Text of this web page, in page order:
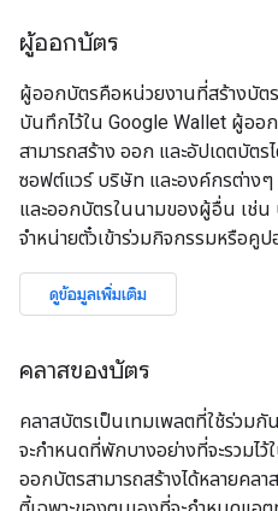
ผู้ออกบัตร
ผู้ออกบัตรคือหน่วยงานที่สร้างบัต
บันทึกไว้ใน Google Wallet ผู้ออ
สามารถสร้าง ออก และอัปเดตบั
ซอฟต์แวร์ บริษัท และองค์กรต่าง
และออกบัตรในนามของผู้อื่น เช่น
จำหน่ายตั๋วเข้าร่วมกิจกรรมหรือคู
ดูข้อมูลเพิ่มเติม
คลาสของบัตร
คลาสบัตรเป็นเทมเพลตที่ใช้ร่วม
จะกำหนดที่พักบางอย่างที่จะรวมไ
ออกบัตรสามารถสร้างได้หลายคล